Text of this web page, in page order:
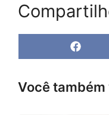
Share
on
F
a
e
b
Você também